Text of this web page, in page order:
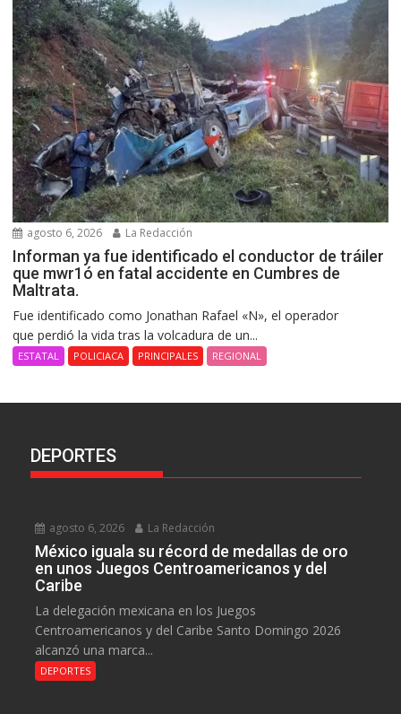
agosto 6, 2026 La Redacción
Informan ya fue identificado el conductor de tráiler
que mwr1ó en fatal accidente en Cumbres de
Maltrata.
Fue identificado como Jonathan Rafael «N», el operador
que perdió la vida tras la volcadura de un...
ESTATAL POLICIACA PRINCIPALES REGIONAL
DEPORTES
agosto 6, 2026 La Redacción
México iguala su récord de medallas de oro
en unos Juegos Centroamericanos y del
Caribe
La delegación mexicana en los Juegos
Centroamericanos y del Caribe Santo Domingo 2026
alcanzó una marca...
DEPORTES